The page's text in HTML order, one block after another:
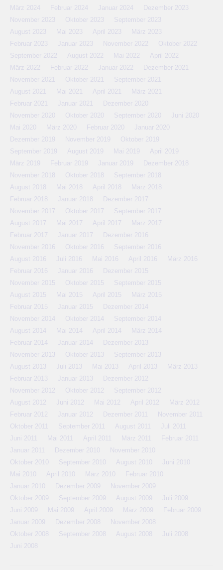
März 2024
Februar 2024 Januar 2024
Dezember 2023
November 2023
Oktober 2023
September 2023
August 2023
Mai 2023 April 2023
März 2023
Februar 2023
Januar 2023 November 2022
Oktober 2022
September 2022
August 2022 Mai 2022
April 2022
März 2022
Februar 2022 Januar 2022
Dezember 2021
November 2021
Oktober 2021
September 2021
August 2021
Mai 2021 April 2021
März 2021
Februar 2021
Januar 2021
Dezember 2020
November 2020
Oktober 2020 September 2020
Juni 2020
Mai 2020
März 2020 Februar 2020
Januar 2020
Dezember 2019
November 2019
Oktober 2019
September 2019
August 2019 Mai 2019
April 2019
März 2019
Februar 2019 Januar 2019
Dezember 2018
November 2018
Oktober 2018
September 2018
August 2018
Mai 2018 April 2018
März 2018
Februar 2018
Januar 2018
Dezember 2017
November 2017
Oktober 2017
September 2017
August 2017
Mai 2017 April 2017
März 2017
Februar 2017
Januar 2017
Dezember 2016
November 2016
Oktober 2016
September 2016
August 2016
Juli 2016 Mai 2016 April 2016
März 2016
Februar 2016
Januar 2016
Dezember 2015
November 2015
Oktober 2015
September 2015
August 2015
Mai 2015 April 2015
März 2015
Februar 2015
Januar 2015
Dezember 2014
November 2014
Oktober 2014
September 2014
August 2014
Mai 2014 April 2014
März 2014
Februar 2014
Januar 2014
Dezember 2013
November 2013
Oktober 2013
September 2013
August 2013
Juli 2013 Mai 2013 April 2013
März 2013
Februar 2013
Januar 2013
Dezember 2012
November 2012
Oktober 2012
September 2012
August 2012
Juni 2012 Mai 2012 April 2012
März 2012
Februar 2012
Januar 2012 Dezember 2011
November 2011
Oktober 2011
September 2011 August 2011
Juli 2011
Juni 2011
Mai 2011 April 2011 März 2011
Februar 2011
Januar 2011
Dezember 2010
November 2010
Oktober 2010
September 2010 August 2010
Juni 2010
Mai 2010
April 2010 März 2010
Februar 2010
Januar 2010
Dezember 2009
November 2009
Oktober 2009
September 2009 August 2009
Juli 2009
Juni 2009
Mai 2009 April 2009 März 2009
Februar 2009
Januar 2009
Dezember 2008
November 2008
Oktober 2008
September 2008 August 2008
Juli 2008
Juni 2008